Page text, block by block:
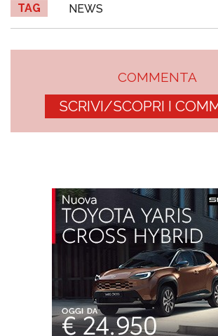
TAG NEWS
COMMENTA
SCRIVI/SCOPRI I